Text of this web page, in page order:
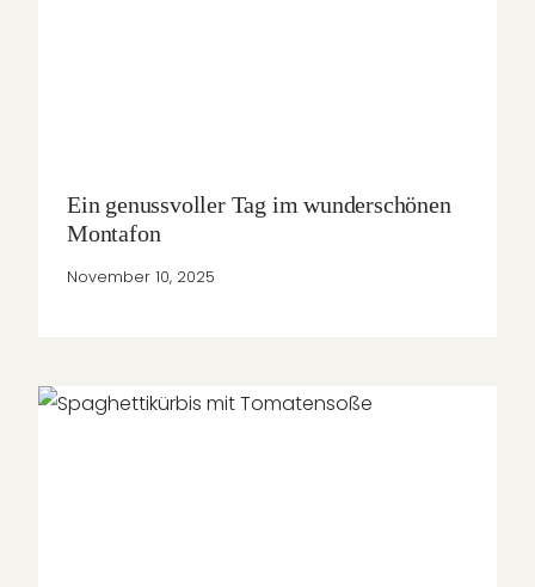
Ein genussvoller Tag im wunderschönen
Montafon
November 10, 2025